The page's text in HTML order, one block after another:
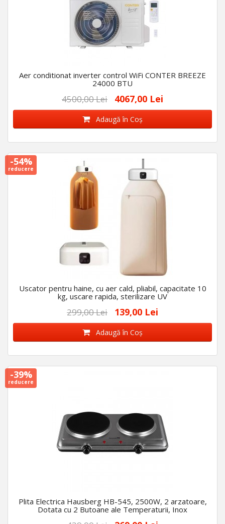
Aer conditionat inverter control WiFi CONTER BREEZE
24000 BTU
4500,00 Lei 4067,00 Lei
Adaugă în Coş
-54%
reducere
Uscator pentru haine, cu aer cald, pliabil, capacitate 10
kg, uscare rapida, sterilizare UV
299,00 Lei 139,00 Lei
Adaugă în Coş
-39%
reducere
Plita Electrica Hausberg HB-545, 2500W, 2 arzatoare,
Dotata cu 2 Butoane ale Temperaturii, Inox